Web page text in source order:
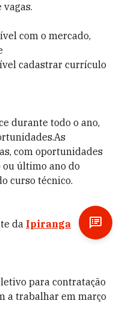
com o mercado,
cadastrar currículo
durante todo o ano,
com oportunidades
último ano do
curso técnico.
da Ipiranga
para contratação
a trabalhar em março